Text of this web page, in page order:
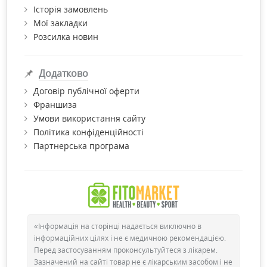
харчові - ферменти, так звані антиоксиданти в
продуктах, що надходять одночасно з їжею, переважно з
овочів, фруктів, рослин і деяких спецій;
речовини.
Природні антиоксиданти в їжі
Правильне і збалансоване харчування допоможе
підтримувати рівень всіх необхідних організму речовин в
нормі. Натуральні мінерали, флавоноїди та вітаміни з ягід,
овочів і фруктів забезпечать тіло достатньою кількість
капуста, люцерна - містять найбільше корисних речовин. До
незамінних продуктів можна віднести спеції (кориця, імбир,
орегано, розмарин, чебрець) і напої (кава, чай, вино).
Антиоксиданти в продуктах (одиниць на 100 грамів):
Фрукти: Овочі:
Історія замовлень
Мої закладки
Розсилка новин
Додатково
Договір публічної оферти
Франшиза
Умови використання сайту
Політика конфіденційності
Партнерська програма
«Інформація на сторінці надається виключно в
інформаційних цілях і не є медичною рекомендацією.
Перед застосуванням проконсультуйтеся з лікарем.
Зазначений на сайті товар не є лікарським засобом і не